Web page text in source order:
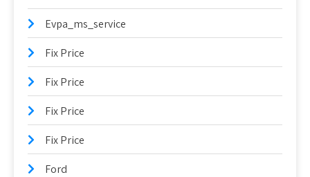
Evpa_ms_service
Fix Price
Fix Price
Fix Price
Fix Price
Ford